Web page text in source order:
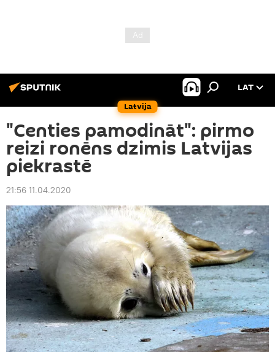
Latvija
LAT
"Centies pamodināt": pirmo
reizi ronēns dzimis Latvijas
piekrastē
21:56 11.04.2020